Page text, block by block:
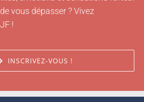
vous dépasser ? Vivez
!
INSCRIVEZ-VOUS !